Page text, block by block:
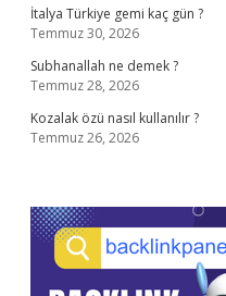
İtalya Türkiye gemi kaç gün ?
Temmuz 30, 2026
Subhanallah ne demek ?
Temmuz 28, 2026
Kozalak özü nasıl kullanılır ?
Temmuz 26, 2026